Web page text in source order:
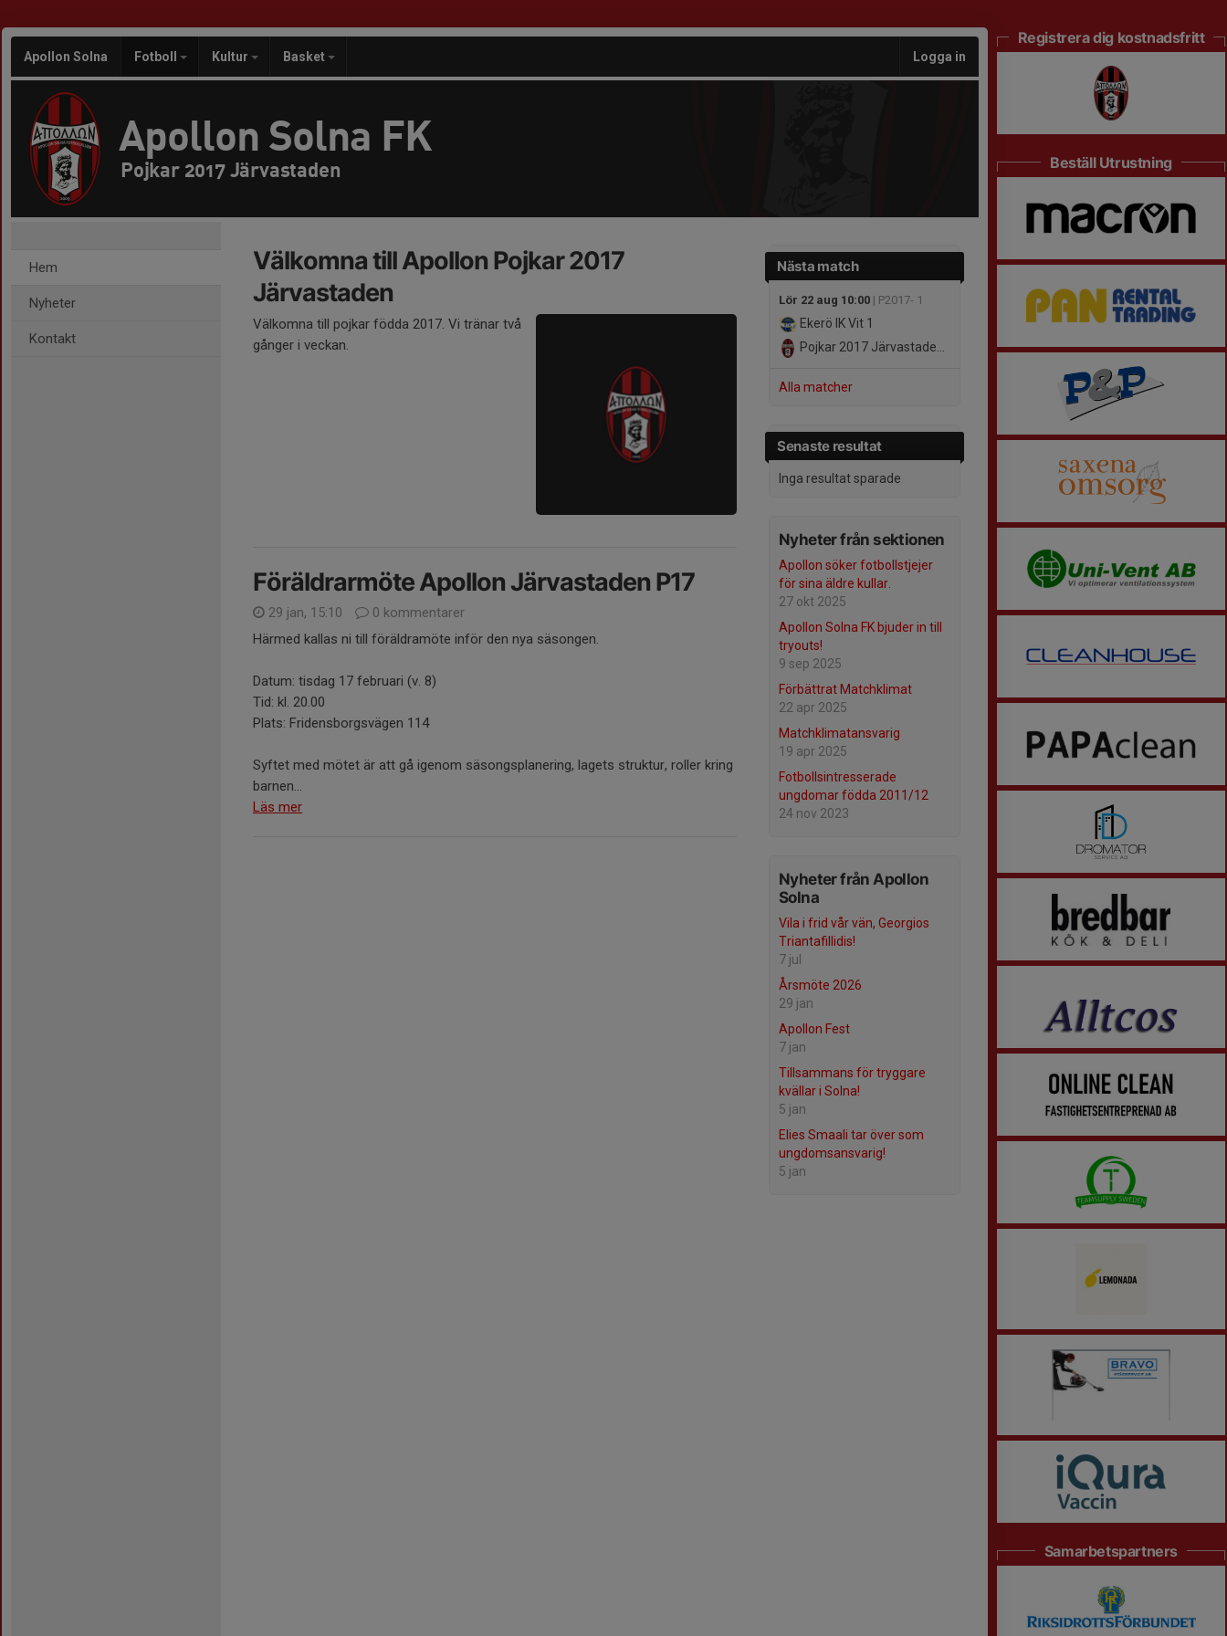
Apollon Solna Fotboll Kultur Basket Logga in
Apollon Solna FK
Pojkar 2017 Järvastaden
Hem
Nyheter
Kontakt
Nästa match
Lör 22 aug 10:00 | P2017- 1
Ekerö IK Vit 1
Pojkar 2017 Järvastaden
Alla matcher
Senaste resultat
Inga resultat sparade
Nyheter från sektionen
Apollon söker fotbollstjejer
för sina äldre kullar.
27 okt 2025
Apollon Solna FK bjuder in till
tryouts!
9 sep 2025
Förbättrat Matchklimat
22 apr 2025
Matchklimatansvarig
19 apr 2025
Fotbollsintresserade
ungdomar födda 2011/12
24 nov 2023
Nyheter från Apollon
Solna
Vila i frid vår vän, Georgios
Triantafillidis!
7 jul
Årsmöte 2026
29 jan
Apollon Fest
7 jan
Tillsammans för tryggare
kvällar i Solna!
5 jan
Elies Smaali tar över som
ungdomsansvarig!
5 jan
Välkomna till Apollon Pojkar 2017
Järvastaden
Välkomna till pojkar födda 2017. Vi tränar två
gånger i veckan.
Föräldrarmöte Apollon Järvastaden P17
29 jan, 15:10
0 kommentarer
Härmed kallas ni till föräldramöte inför den nya säsongen.
Datum: tisdag 17 februari (v. 8)
Tid: kl. 20.00
Plats: Fridensborgsvägen 114
Syftet med mötet är att gå igenom säsongsplanering, lagets struktur, roller kring
barnen...
Läs mer
Registrera dig kostnadsfritt
Beställ Utrustning
Samarbetspartners